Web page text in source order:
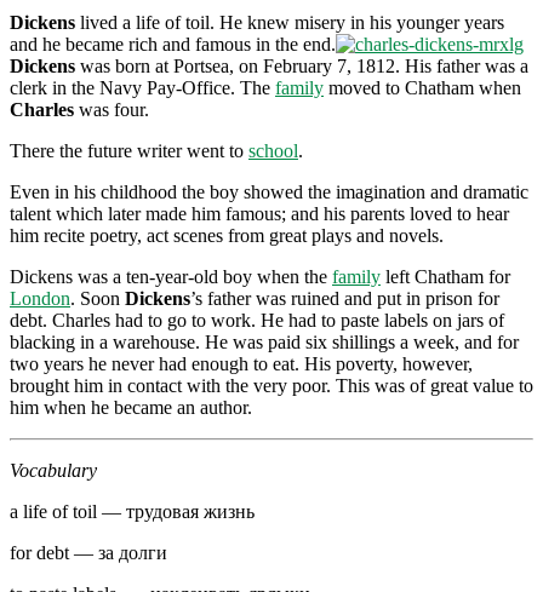
Dickens lived a life of toil. He knew misery in his younger years
and he became rich and famous in the end.
Dickens was born at Portsea, on February 7, 1812. His father was a
clerk in the Navy Pay-Office. The family moved to Chatham when
Charles was four.
There the future writer went to school.
Even in his childhood the boy showed the imagination and dramatic
talent which later made him famous; and his parents loved to hear
him recite poetry, act scenes from great plays and novels.
Dickens was a ten-year-old boy when the family left Chatham for
London. Soon Dickens’s father was ruined and put in prison for
debt. Charles had to go to work. He had to paste labels on jars of
blacking in a warehouse. He was paid six shillings a week, and for
two years he never had enough to eat. His poverty, however,
brought him in contact with the very poor. This was of great value to
him when he became an author.
Vocabulary
a life of toil — трудовая жизнь
for debt — за долги